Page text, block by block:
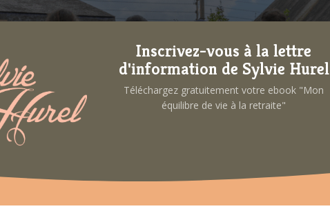
Inscrivez-vous à la lettre
d'information de Sylvie Hurel
Téléchargez gratuitement votre ebook "Mon
équilibre de vie à la retraite"